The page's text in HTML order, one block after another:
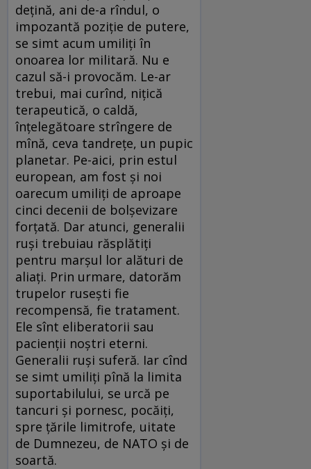
deţină, ani de-a rîndul, o
impozantă poziţie de putere,
se simt acum umiliţi în
onoarea lor militară. Nu e
cazul să-i provocăm. Le-ar
trebui, mai curînd, niţică
terapeutică, o caldă,
înţelegătoare strîngere de
mînă, ceva tandreţe, un pupic
planetar. Pe-aici, prin estul
european, am fost şi noi
oarecum umiliţi de aproape
cinci decenii de bolşevizare
forţată. Dar atunci, generalii
ruşi trebuiau răsplătiţi
pentru marşul lor alături de
aliaţi. Prin urmare, datorăm
trupelor ruseşti fie
recompensă, fie tratament.
Ele sînt eliberatorii sau
pacienţii noştri eterni.
Generalii ruşi suferă. Iar cînd
se simt umiliţi pînă la limita
suportabilului, se urcă pe
tancuri şi pornesc, pocăiţi,
spre ţările limitrofe, uitate
de Dumnezeu, de NATO şi de
soartă.